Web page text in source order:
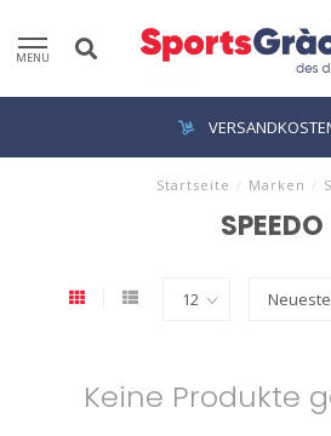
MENU
Startseite / Marken /
SPEEDO
Keine Produkte